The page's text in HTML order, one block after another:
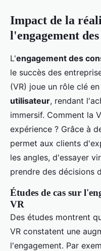
Impact de la
l'engagement
L'engagement des
le succès des
(VR) joue un rôle clé
utilisateur, rendant
immersif. Comment la
expérience ? Grâce à
permet aux clients
les angles, d'essayer
prendre des décisions
Études de cas sur
VR
Des études montrent
VR constatent une
l'engagement. Par